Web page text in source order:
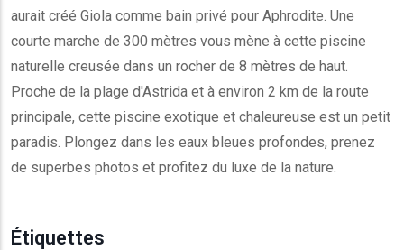
aurait créé Giola comme bain privé pour Aphrodite. Une
courte marche de 300 mètres vous mène à cette piscine
naturelle creusée dans un rocher de 8 mètres de haut.
Proche de la plage d'Astrida et à environ 2 km de la route
principale, cette piscine exotique et chaleureuse est un petit
paradis. Plongez dans les eaux bleues profondes, prenez
de superbes photos et profitez du luxe de la nature.
Étiquettes